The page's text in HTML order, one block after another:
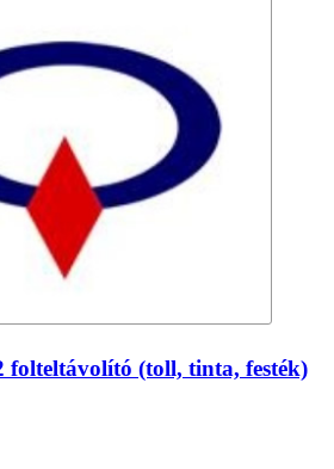
folteltávolító (toll, tinta, festék)